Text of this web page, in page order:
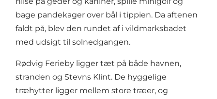
bage pandekager over bål i tippien. Da aftenen
faldt på, blev den rundet af i vildmarksbadet
med udsigt til solnedgangen.
Rødvig Ferieby ligger tæt på både havnen,
stranden og Stevns Klint. De hyggelige
træhytter ligger mellem store træer, og